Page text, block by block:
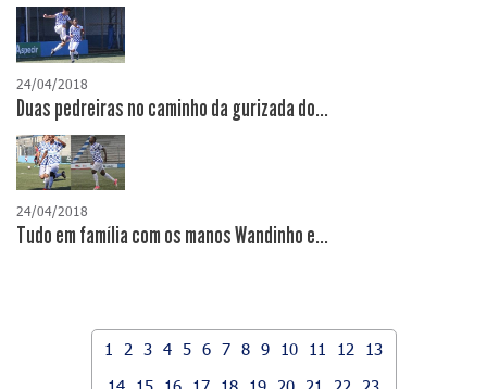
24/04/2018
Duas pedreiras no caminho da gurizada do...
24/04/2018
Tudo em família com os manos Wandinho e...
1 2 3 4 5 6 7 8 9 10 11 12
13